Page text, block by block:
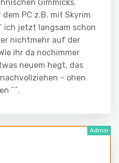
Gimmicks.
PC z.B. mit Skyrim
ich jetzt langsam schon
nichtmehr auf der
ihr da nochimmer
neuem hegt, das
– ohen
^^.